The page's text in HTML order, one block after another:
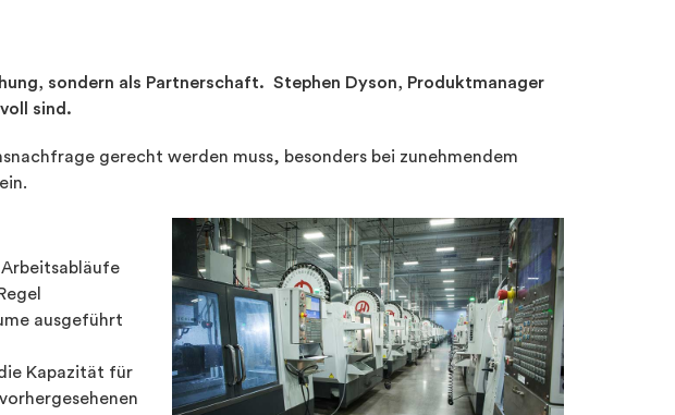
sondern als Partnerschaft. Stephen Dyson, Produktmanager
sind.
gerecht werden muss, besonders bei zunehmendem
ausgeführt
Kapazität für